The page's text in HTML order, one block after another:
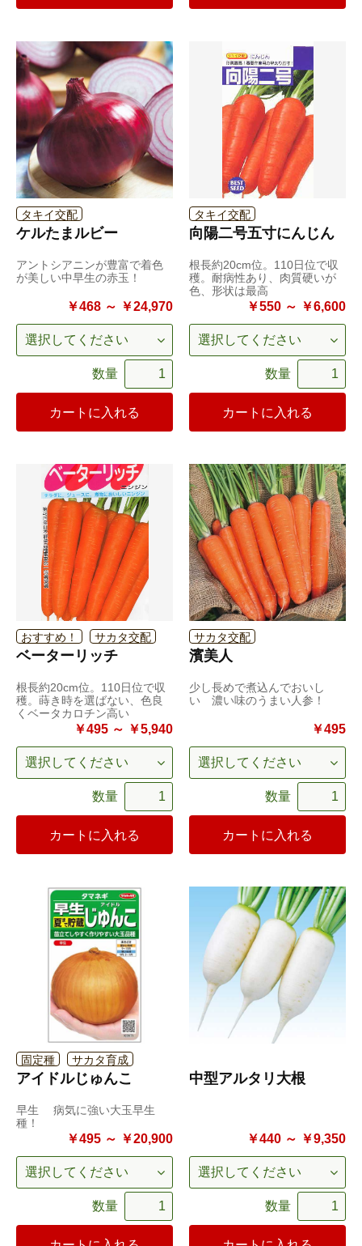
タキイ交配
ケルたまルビー
アントシアニンが豊富で着色
が美しい中早生の赤玉！
￥468 ～ ￥24,970
数量
カートに入れる
タキイ交配
向陽二号五寸にんじん
根長約20cm位。110日位で収
穫。耐病性あり、肉質硬いが
色、形状は最高
￥550 ～ ￥6,600
数量
カートに入れる
おすすめ！ サカタ交配
ベーターリッチ
根長約20cm位。110日位で収
穫。蒔き時を選ばない、色良
くベータカロチン高い
￥495 ～ ￥5,940
数量
カートに入れる
サカタ交配
濱美人
少し長めで煮込んでおいし
い 濃い味のうまい人参！
￥495
数量
カートに入れる
固定種 サカタ育成
アイドルじゅんこ
早生 病気に強い大玉早生
種！
￥495 ～ ￥20,900
数量
中型アルタリ大根
￥440 ～ ￥9,350
数量